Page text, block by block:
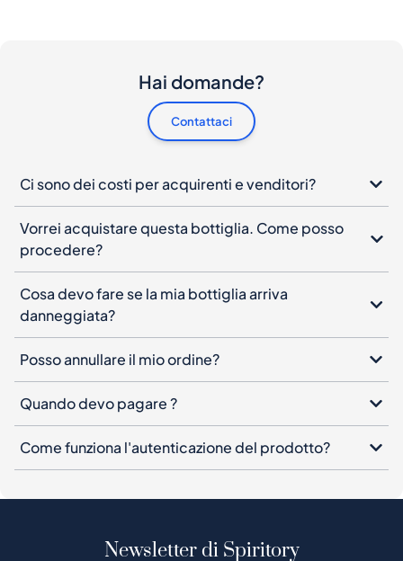
Hai domande?
Contattaci
Ci sono dei costi per acquirenti e venditori?
Vorrei acquistare questa bottiglia. Come posso
procedere?
Cosa devo fare se la mia bottiglia arriva
danneggiata?
Posso annullare il mio ordine?
Quando devo pagare ?
Come funziona l'autenticazione del prodotto?
Newsletter di Spiritory